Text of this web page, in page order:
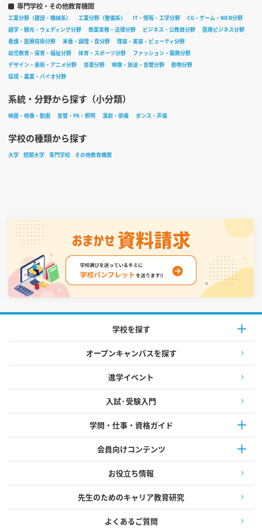
専門学校・その他教育機関
工業分野（建設・機械系） 工業分野（整備系） IT・情報・工学分野
CG・ゲーム・WEB分野
語学・観光・ウェディング分野
商業実務・法律分野 ビジネス・公務員分野
医療ビジネス分野
看護・医療技術分野
栄養・調理・食分野
理容・美容・ビューティ分野
幼児教育・保育・福祉分野
体育・スポーツ分野
ファッション・服飾分野
デザイン・美術・アニメ分野
音楽分野 映像・放送・音響分野
動物分野
環境・農業・バイオ分野
系統・分野から探す（小分類）
映画・映像・動画 音響・PA・照明 演劇・俳優 ダンス・声優
学校の種類から探す
大学 短期大学 専門学校 その他教育機関
学校を探す
オープンキャンパスを探す
進学イベント
入試·受験入門
学問・仕事・資格ガイド
会員向けコンテンツ
お役立ち情報
先生のためのキャリア教育研究
よくあるご質問